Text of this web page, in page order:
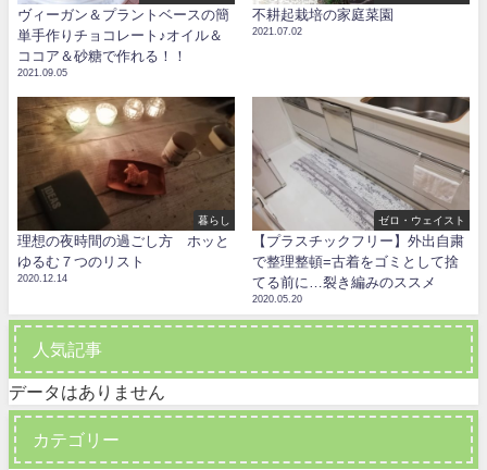
ヴィーガン＆プラントベースの簡
単手作りチョコレート♪オイル＆
ココア＆砂糖で作れる！！
2021.09.05
不耕起栽培の家庭菜園
2021.07.02
暮らし
理想の夜時間の過ごし方 ホッと
ゆるむ７つのリスト
2020.12.14
ゼロ・ウェイスト
【プラスチックフリー】外出自粛
で整理整頓=古着をゴミとして捨
てる前に…裂き編みのススメ
2020.05.20
人気記事
データはありません
カテゴリー